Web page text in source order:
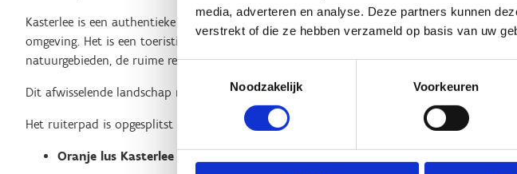
media, adverteren en analyse. Deze partners kunnen
verstrekt of die ze hebben verzameld op basis van uw
Toestemmingsselectie
Noodzakelijk
Voorkeuren
Kasterlee is een authentieke Kempense gemeente, gelegen in een groene en landelijke
omgeving. Het is een toeristische trekpleister dankzij de grote verscheidenheid aan
natuurgebieden, de ruime recreatiemogelijkheden en de meer dan 80 horecazaken.
Dit afwisselende landschap maakt paardrijden hier heel bijzonder.
Het ruiterpad is opgesplitst in vier verschillende lussen:
Oranje lus Kasterlee - Hoge Mouw: